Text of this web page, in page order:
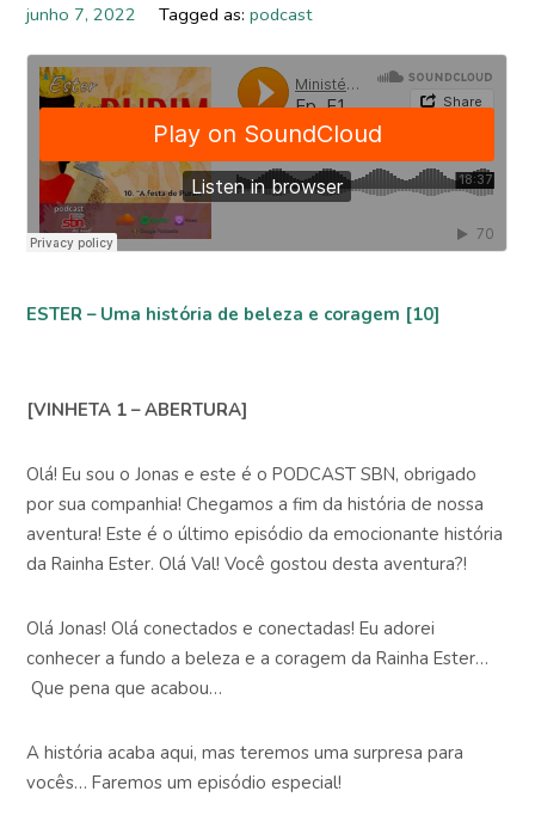
junho 7, 2022 Tagged as:podcast
ESTER – Uma história de beleza e coragem [10]
[VINHETA 1 – ABERTURA]
Olá! Eu sou o Jonas e este é o PODCAST SBN, obrigado
por sua companhia! Chegamos a fim da história de nossa
aventura! Este é o último episódio da emocionante história
da Rainha Ester. Olá Val! Você gostou desta aventura?!
Olá Jonas! Olá conectados e conectadas! Eu adorei
conhecer a fundo a beleza e a coragem da Rainha Ester…
Que pena que acabou…
A história acaba aqui, mas teremos uma surpresa para
vocês… Faremos um episódio especial!